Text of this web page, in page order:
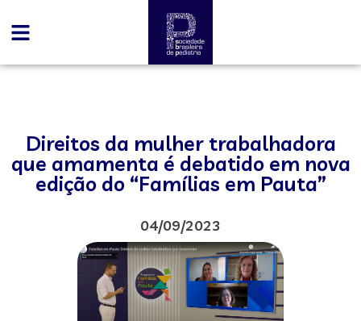
Direitos da mulher trabalhadora
que amamenta é debatido em nova
edição do “Famílias em Pauta”
04/09/2023